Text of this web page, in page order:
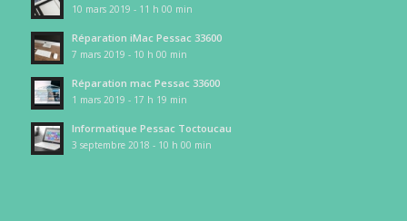
10 mars 2019 - 11 h 00 min
Réparation iMac Pessac 33600
7 mars 2019 - 10 h 00 min
Réparation mac Pessac 33600
1 mars 2019 - 17 h 19 min
Informatique Pessac Toctoucau
3 septembre 2018 - 10 h 00 min